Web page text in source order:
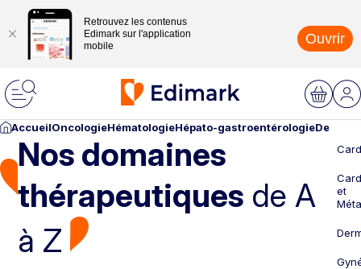
Retrouvez les contenus
Edimark sur l'application
mobile
Ouvrir
AccueilOncologieHématologieHépato-gastroentérologie
Nos domaines
thérapeutiques de A
à Z
et